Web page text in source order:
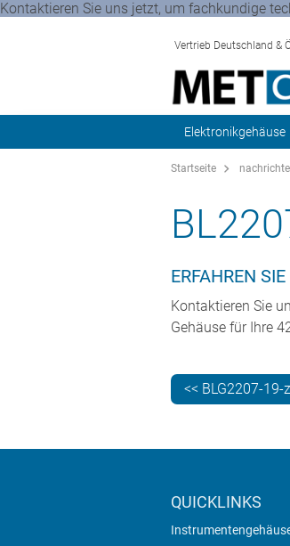
Kontaktieren Sie uns jetzt, um fachkundige
Vertrieb Deutschland &
Elektronikgehäuse
Startseite
ERFAHREN
Kontaktieren Sie
Gehäuse für Ihre
<< BLG2207-
QUICKLINKS